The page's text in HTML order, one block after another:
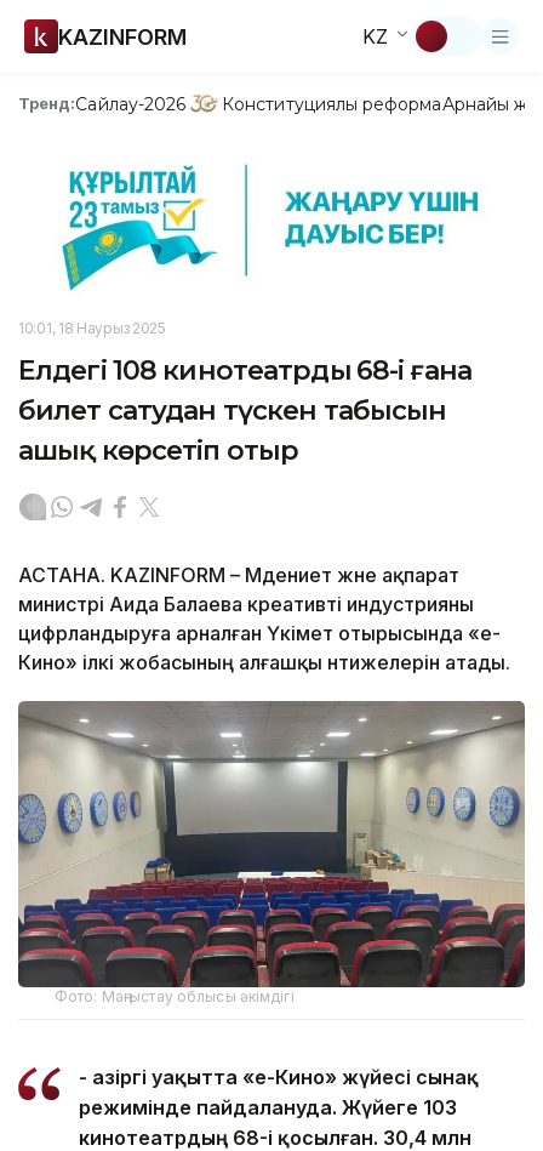
KAZINFORM KZ
Тренд:Сайлау-2026 Конституциялық реформаАрнайы
10:01, 18 Наурыз 2025
Елдегі 108 кинотеатрдың 68-і ғана
билет сатудан түскен табысын
ашық көрсетіп отыр
АСТАНА. KAZINFORM – Мәдениет және ақпарат
министрі Аида Балаева креативті индустрияны
цифрландыруға арналған Үкімет отырысында «е-
Кино» ілкі жобасының алғашқы нәтижелерін атады.
Фото: Маңғыстау облысы әкімдігі
- Қазіргі уақытта «е-Кино» жүйесі сынақ
режимінде пайдалануда. Жүйеге 103
кинотеатрдың 68-і қосылған. 30,4 млн